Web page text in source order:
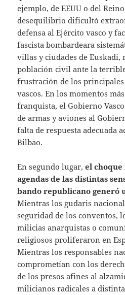
ejemplo, de EEUU o del
desequilibrio dificultó
defensa al Ejército vasco y
fascista bombardeara
villas y ciudades de Euskadi,
población civil ante la
frustración de los
vascos. En los momentos
franquista, el Gobierno
de armas y aviones al
falta de respuesta adecuada
Bilbao.
En segundo lugar,el
agendas de las distintas
bando republicano generó
Mientras los gudaris
seguridad de los conventos,
milicias anarquistas o
religiosos proliferaron en
Mientras los responsables
comprometían con los
de los presos afines al
milicianos radicales a